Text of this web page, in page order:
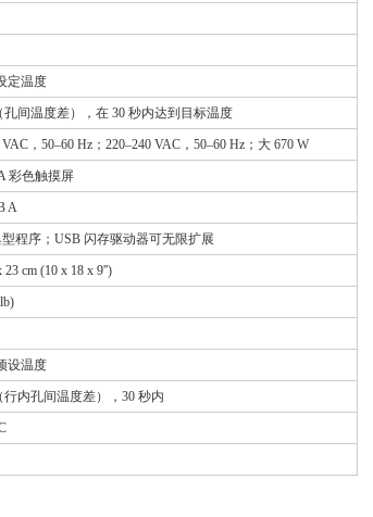
定温度
孔间温度差），在 30 秒内达到目标温度
VAC，50–60 Hz；220–240 VAC，50–60 Hz；大 670 W
彩色触摸屏
A
型程序；USB 闪存驱动器可无限扩展
23 cm (10 x 18 x 9'')
设温度
行内孔间温度差），30 秒内